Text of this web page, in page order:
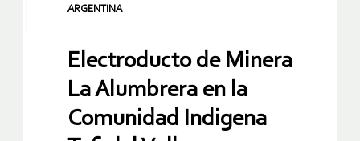
ARGENTINA
Electroducto de Minera
La Alumbrera en la
Comunidad Indigena